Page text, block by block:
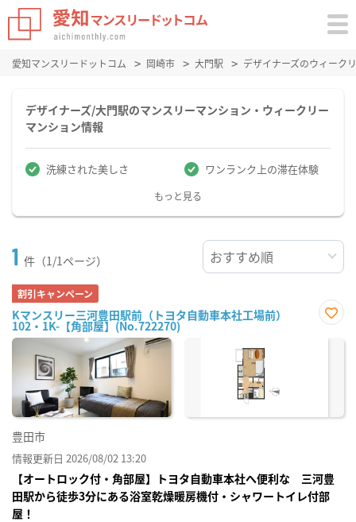
愛知マンスリードットコム 岡崎市 大門駅 デザイナーズのウィーク
デザイナーズ/大門駅のマンスリーマンション・ウィークリー
マンション情報
洗練された美しさ ワンランク上の滞在体験
もっと見る
1 件（1/1ページ）
割引キャンペーン
Kマンスリー三河豊田駅前（トヨタ自動車本社工場前）
102・1K-【角部屋】(No.722270)
に入
豊田市
情報更新日 2026/08/02 13:20
【オートロック付・角部屋】トヨタ自動車本社へ便利な 三河豊
田駅から徒歩3分にある浴室乾燥暖房機付・シャワートイレ付部
屋！